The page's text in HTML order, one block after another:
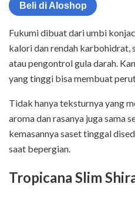
Beli di Aloshop
Fukumi dibuat dari umbi
kalori dan rendah karbohidrat,
atau pengontrol gula darah.
yang tinggi bisa membuat
Tidak hanya teksturnya yang
aroma dan rasanya juga sama
kemasannya saset tinggal
saat bepergian.
Tropicana Slim